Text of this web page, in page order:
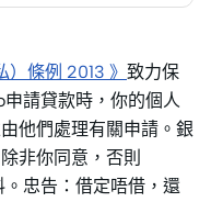
）條例 2013 》 致力保
請貸款時，你的個人
他們處理有關申請。銀
非你同意，否則
忠告：借定唔借，還